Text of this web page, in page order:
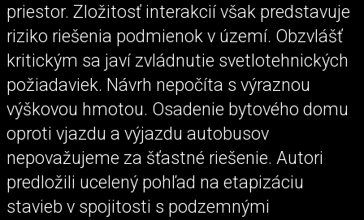
priestor. Zložitosť interakcií však predstavuje
riziko riešenia podmienok v území. Obzvlášť
kritickým sa javí zvládnutie svetlotehnických
požiadaviek. Návrh nepočíta s výraznou
výškovou hmotou. Osadenie bytového domu
oproti vjazdu a výjazdu autobusov
nepovažujeme za šťastné riešenie. Autori
predložili ucelený pohľad na etapizáciu
stavieb v spojitosti s podzemnými